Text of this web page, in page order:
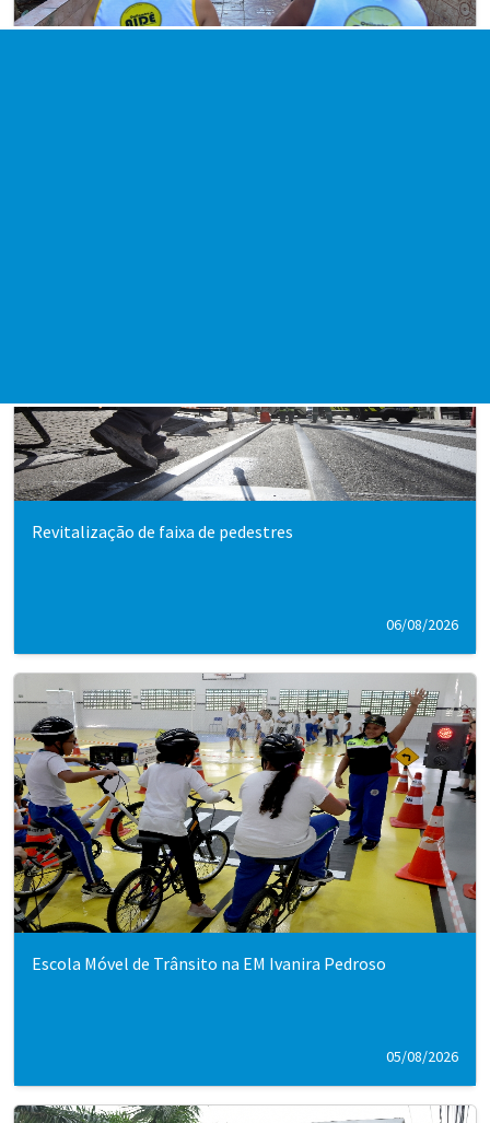
Revitalização de faixa de pedestres
06/08/2026
Escola Móvel de Trânsito na EM Ivanira Pedroso
05/08/2026